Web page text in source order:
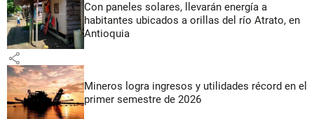
Con paneles solares, llevarán energía a
habitantes ubicados a orillas del río Atrato, en
Antioquia
share
Mineros logra ingresos y utilidades récord en el
primer semestre de 2026